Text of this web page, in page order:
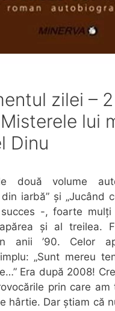
zilei –
lui
Dinu
două volume
iarbă” și „Jucând
-, foarte mulți
și al treilea.
anii ’90. Celor
„Sunt mereu
Era după 2008!
prin care am
hârtie. Dar știam că